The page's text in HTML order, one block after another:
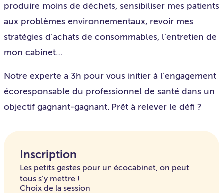
produire moins de déchets, sensibiliser mes patients
aux problèmes environnementaux, revoir mes
stratégies d’achats de consommables, l’entretien de
mon cabinet…
Notre experte a 3h pour vous initier à l’engagement
écoresponsable du professionnel de santé dans un
objectif gagnant-gagnant. Prêt à relever le défi ?
Inscription
Les petits gestes pour un écocabinet, on peut
tous s’y mettre !
Choix de la session